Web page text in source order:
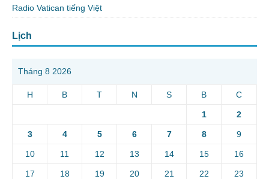
Radio Vatican tiếng Việt
Lịch
Tháng 8 2026
H B T N S B C
1 2
3 4 5 6 7 8 9
10 11 12 13 14 15 16
17 18 19 20 21 22 23